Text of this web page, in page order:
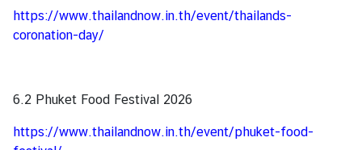
อ
ส
https://www.thailandnow.in.th/event/thailands-
coronation-day/
6.2 Phuket Food Festival 2026
https://www.thailandnow.in.th/event/phuket-food-